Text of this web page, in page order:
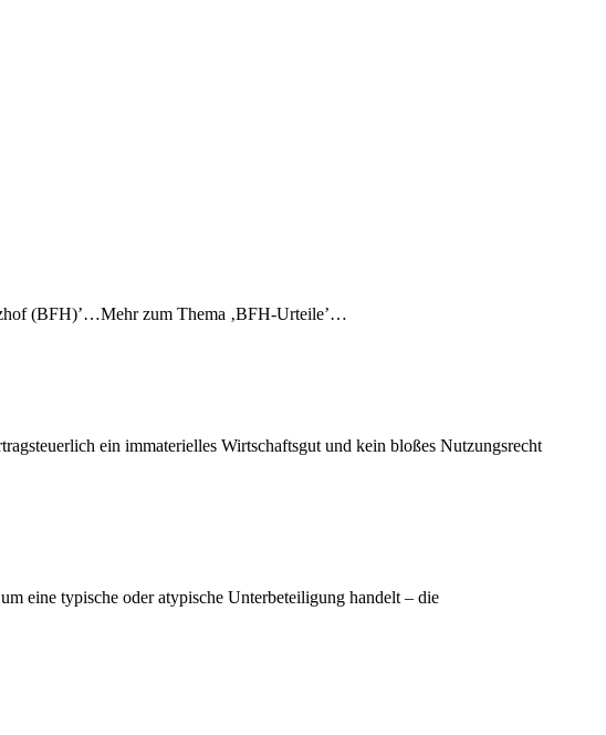
(BFH)’…Mehr zum Thema ‚BFH-Urteile’…
ein immaterielles Wirtschaftsgut und kein bloßes Nutzungsrecht
eine typische oder atypische Unterbeteiligung handelt – die